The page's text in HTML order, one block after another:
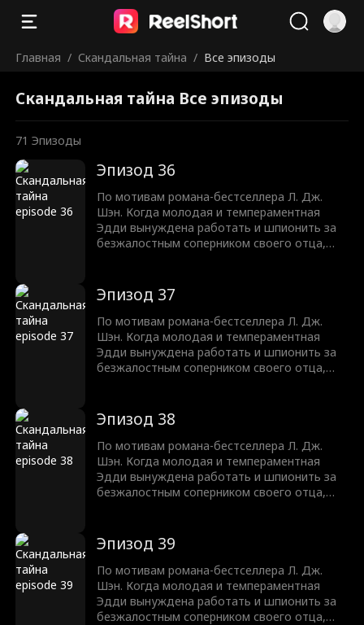
Главная / Скандальная тайна / Все эпизоды
Скандальная тайна Все эпизоды
71 Эпизоды
Эпизод 36
По мотивам романа-бестселлера Л. Дж.
Шэн. Когда молодая и темпераментная
Эдди вынуждена работать и шпионить за
безжалостным соперником своего отца,
любовь с большой разницей в возрасте,
которая может погубить их обоих.
Эпизод 37
По мотивам романа-бестселлера Л. Дж.
Шэн. Когда молодая и темпераментная
Эдди вынуждена работать и шпионить за
безжалостным соперником своего отца,
любовь с большой разницей в возрасте,
которая может погубить их обоих.
Эпизод 38
По мотивам романа-бестселлера Л. Дж.
Шэн. Когда молодая и темпераментная
Эдди вынуждена работать и шпионить за
безжалостным соперником своего отца,
любовь с большой разницей в возрасте,
которая может погубить их обоих.
Эпизод 39
По мотивам романа-бестселлера Л. Дж.
Шэн. Когда молодая и темпераментная
Эдди вынуждена работать и шпионить за
безжалостным соперником своего отца,